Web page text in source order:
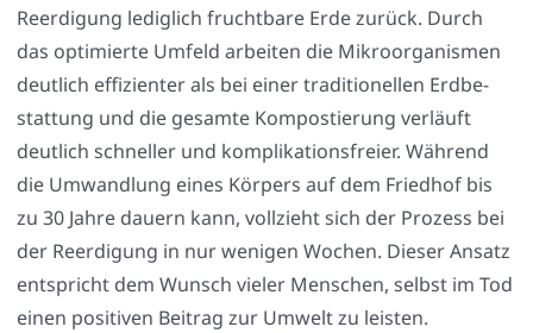
Reer­di­gung ledig­lich frucht­ba­re Erde zurück. Durch
das opti­mier­te Umfeld arbei­ten die Mikro­or­ga­nis­men
deut­lich effi­zi­en­ter als bei einer tra­di­tio­nel­len Erd­be­
stat­tung und die gesam­te Kom­pos­tie­rung ver­läuft
deut­lich schnel­ler und kom­pli­ka­ti­ons­frei­er. Wäh­rend
die Umwand­lung eines Kör­pers auf dem Fried­hof bis
zu 30 Jah­re dau­ern kann, voll­zieht sich der Pro­zess bei
der Reer­di­gung in nur weni­gen Wochen. Die­ser Ansatz
ent­spricht dem Wunsch vie­ler Men­schen, selbst im Tod
einen posi­ti­ven Bei­trag zur Umwelt zu leis­ten.